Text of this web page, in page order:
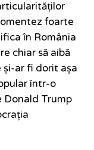
foarte
în România
chiar să aibă
și-ar fi dorit așa
într-o
Donald Trump